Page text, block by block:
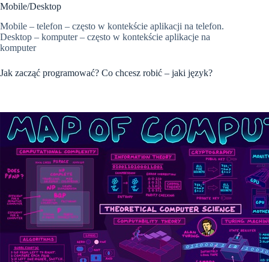
Mobile/Desktop
Mobile – telefon – często w kontekście aplikacji na telefon.
Desktop – komputer – często w kontekście aplikacje na
komputer
Jak zacząć programować? Co chcesz robić – jaki język?